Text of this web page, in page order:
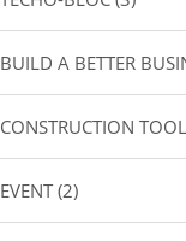
BUILD A BETTER
CONSTRUCTION
EVENT(2)